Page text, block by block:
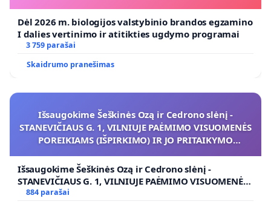
Dėl 2026 m. biologijos valstybinio brandos egzamino
I dalies vertinimo ir atitikties ugdymo programai
3 759 parašai
Skaidrumo pranešimas
Išsaugokime Šeškinės Ozą ir Cedrono slėnį -
STANEVIČIAUS G. 1, VILNIUJE PAĖMIMO VISUOMENĖS
POREIKIAMS (IŠPIRKIMO) IR JO PRITAIKYMO
Išsaugokime Šeškinės Ozą ir Cedrono slėnį -
STANEVIČIAUS G. 1, VILNIUJE PAĖMIMO VISUOMENĖS
POREIKIAMS (IŠPIRKIMO) IR JO PRITAIKYMO VIEŠAJAI
884 parašai